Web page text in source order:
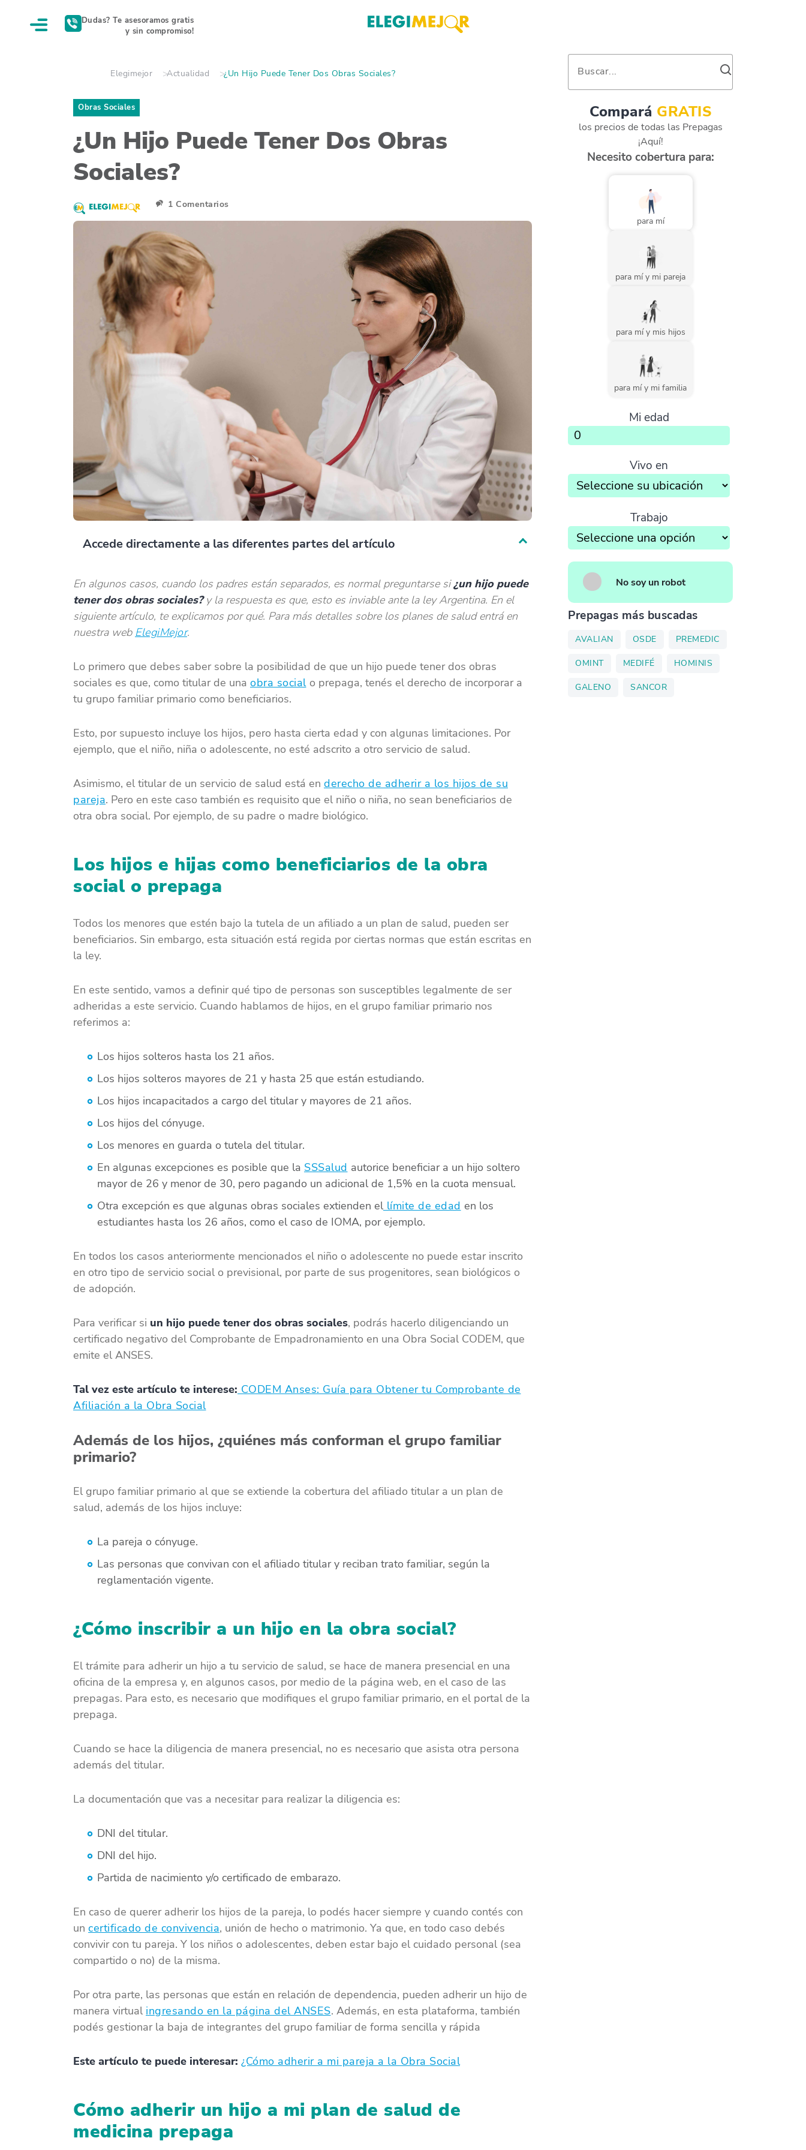
Elegimejor Actualidad ¿Un Hijo Puede Tener Dos Obras Sociales?
Obras Sociales
¿Un Hijo Puede Tener Dos Obras
Sociales?
1 Comentarios
Accede directamente a las diferentes partes del artículo
En algunos casos, cuando los padres están separados, es normal preguntarse si¿un hijo puede
tener dos obras sociales?y la respuesta es que, esto es inviable ante la ley Argentina. En el
siguiente artículo, te explicamos por qué. Para más detalles sobre los planes de salud entrá en
nuestra web ElegiMejor.
Lo primero que debes saber sobre la posibilidad de que un hijo puede tener dos obras
sociales es que, como titular de una obra socialo prepaga, tenés el derecho de incorporar a
tu grupo familiar primario como beneficiarios.
Esto, por supuesto incluye los hijos, pero hasta cierta edad y con algunas limitaciones. Por
ejemplo, que el niño, niña o adolescente, no esté adscrito a otro servicio de salud.
Asimismo, el titular de un servicio de salud está en derecho de adherir a los hijos de su
pareja. Pero en este caso también es requisito que el niño o niña, no sean beneficiarios de
otra obra social. Por ejemplo, de su padre o madre biológico.
Los hijos e hijas como beneficiarios de la obra
social o prepaga
Todos los menores que estén bajo la tutela de un afiliado a un plan de salud, pueden ser
beneficiarios. Sin embargo, esta situación está regida por ciertas normas que están escritas en
la ley.
En este sentido, vamos a definir qué tipo de personas son susceptibles legalmente de ser
adheridas a este servicio. Cuando hablamos de hijos, en el grupo familiar primario nos
referimos a:
Los hijos solteros hasta los 21 años.
Los hijos solteros mayores de 21 y hasta 25 que están estudiando.
Los hijos incapacitados a cargo del titular y mayores de 21 años.
Los hijos del cónyuge.
Los menores en guarda o tutela del titular.
En algunas excepciones es posible que la SSSalud autorice beneficiar a un hijo soltero
mayor de 26 y menor de 30, pero pagando un adicional de 1,5% en la cuota mensual.
Otra excepción es que algunas obras sociales extienden el límite de edad en los
estudiantes hasta los 26 años, como el caso de IOMA, por ejemplo.
En todos los casos anteriormente mencionados el niño o adolescente no puede estar inscrito
en otro tipo de servicio social o previsional, por parte de sus progenitores, sean biológicos o
de adopción.
Para verificar si un hijo puede tener dos obras sociales, podrás hacerlo diligenciando un
certificado negativo del Comprobante de Empadronamiento en una Obra Social CODEM, que
emite el ANSES.
Tal vez este artículo te interese: CODEM Anses: Guía para Obtener tu Comprobante de
Afiliación a la Obra Social
Además de los hijos, ¿quiénes más conforman el grupo familiar
primario?
El grupo familiar primario al que se extiende la cobertura del afiliado titular a un plan de
salud, además de los hijos incluye:
La pareja o cónyuge.
Las personas que convivan con el afiliado titular y reciban trato familiar, según la
reglamentación vigente.
¿Cómo inscribir a un hijo en la obra social?
El trámite para adherir un hijo a tu servicio de salud, se hace de manera presencial en una
oficina de la empresa y, en algunos casos, por medio de la página web, en el caso de las
prepagas. Para esto, es necesario que modifiques el grupo familiar primario, en el portal de la
prepaga.
Cuando se hace la diligencia de manera presencial, no es necesario que asista otra persona
además del titular.
La documentación que vas a necesitar para realizar la diligencia es:
DNI del titular.
DNI del hijo.
Partida de nacimiento y/o certificado de embarazo.
En caso de querer adherir los hijos de la pareja, lo podés hacer siempre y cuando contés con
un certificado de convivencia, unión de hecho o matrimonio. Ya que, en todo caso debés
convivir con tu pareja. Y los niños o adolescentes, deben estar bajo el cuidado personal (sea
compartido o no) de la misma.
Por otra parte, las personas que están en relación de dependencia, pueden adherir un hijo de
manera virtual ingresando en la página del ANSES. Además, en esta plataforma, también
podés gestionar la baja de integrantes del grupo familiar de forma sencilla y rápida
Este artículo te puede interesar: ¿Cómo adherir a mi pareja a la Obra Social
Cómo adherir un hijo a mi plan de salud de
medicina prepaga
Buscar...
Compará GRATIS
los precios de todas las Prepagas
¡Aquí!
Necesito cobertura para:
para mí
para mí y mi pareja
para mí y mis hijos
para mí y mi familia
Mi edad
Vivo en
Trabajo
No soy un robot
Prepagas más buscadas
AVALIAN OSDE PREMEDIC
OMINT MEDIFÉ HOMINIS
GALENO SANCOR
Dudas? Te asesoramos gratis
y sin compromiso!